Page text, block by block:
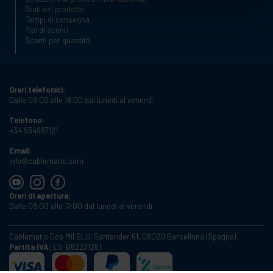
Stati del prodotto
Tempi di consegna
Tipi di sconti
Sconti per quantità
Orari telefonici:
Dalle 09:00 alle 18:00 dal lunedì al venerdì
Telefono:
+34 934987121
Email:
info@cablematic.com
Orari di apertura:
Dalle 08:00 alle 17:00 dal lunedì al venerdì
Cablematic Dos Mil SLU, Santander 61, 08020 Barcellona (Spagna)
Partita IVA: ES-B62231261